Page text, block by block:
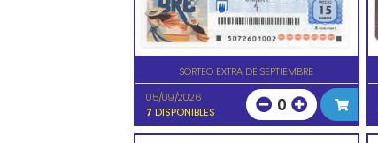
SORTEO EXTRA DE SEPTIEMBRE
05/09/2026
7 DISPONIBLES 0